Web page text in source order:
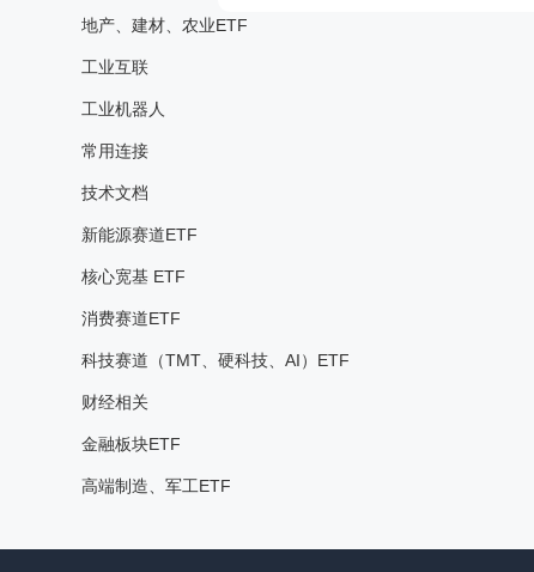
地产、建材、农业ETF
工业互联
工业机器人
常用连接
技术文档
新能源赛道ETF
核心宽基 ETF
消费赛道ETF
科技赛道（TMT、硬科技、AI）ETF
财经相关
金融板块ETF
高端制造、军工ETF